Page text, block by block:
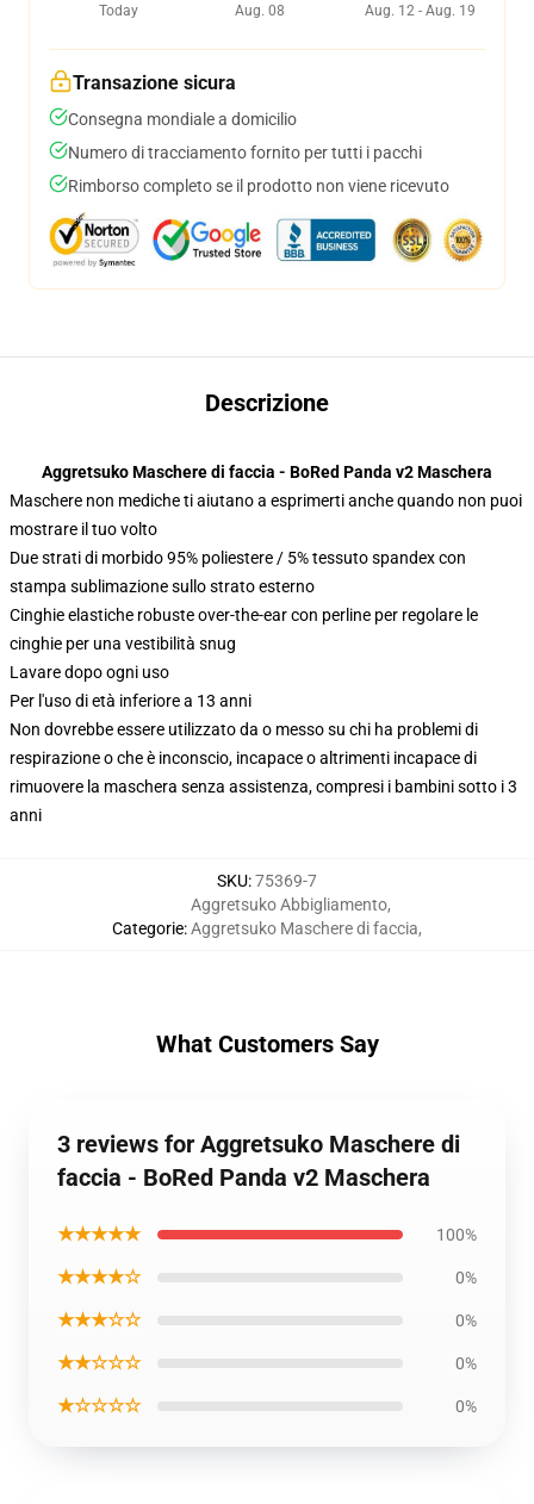
Today
Aug. 08
Aug. 12 - Aug. 19
Transazione sicura
Consegna mondiale a domicilio
Numero di tracciamento fornito per tutti i pacchi
Rimborso completo se il prodotto non viene ricevuto
Descrizione
Aggretsuko Maschere di faccia - BoRed Panda v2 Maschera
Maschere non mediche ti aiutano a esprimerti anche quando non puoi
mostrare il tuo volto
Due strati di morbido 95% poliestere / 5% tessuto spandex con
stampa sublimazione sullo strato esterno
Cinghie elastiche robuste over-the-ear con perline per regolare le
cinghie per una vestibilità snug
Lavare dopo ogni uso
Per l'uso di età inferiore a 13 anni
Non dovrebbe essere utilizzato da o messo su chi ha problemi di
respirazione o che è inconscio, incapace o altrimenti incapace di
rimuovere la maschera senza assistenza, compresi i bambini sotto i 3
anni
SKU:75369-7
Categorie:
Aggretsuko Abbigliamento,
Aggretsuko Maschere di faccia,
What Customers Say
3 reviews for Aggretsuko Maschere di
faccia - BoRed Panda v2 Maschera
★★★★★ 100%
★★★★☆ 0%
★★★☆☆ 0%
★★☆☆☆ 0%
★☆☆☆☆ 0%